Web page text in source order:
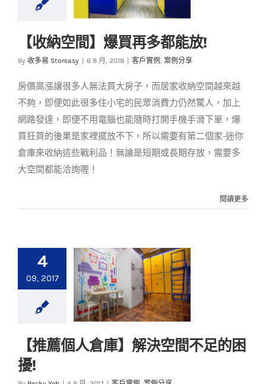
客戶實例 案例分享
【收納空間】爆買再多都能放!
By 收多易 Storeasy 6 8 月, 2018 客戶實例 , 案例分享
房價高漲讓很多人無法買大房子，而居家收納空間越來越
不夠，即便如此很多住小宅的民眾消費力仍然驚人，加上
網路發達，即便不用電腦也能隨時打開手機手滑下單，爆
買狂買的後果是家裡擺放不下，所以需要有第二個家-迷你
倉庫來收納這些戰利品！無論是短期或長期存放，需要多
大空間都能洽詢喔！
閱讀更多
4
09, 2017
【推薦個人倉庫】解決空間不足的困
擾!